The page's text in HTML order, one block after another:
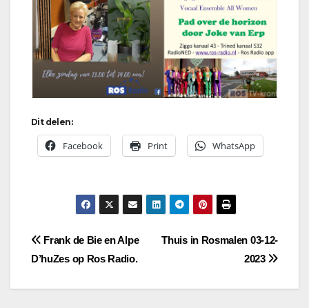
Dit delen:
Facebook Print WhatsApp
Bericht
navigatie
Thuis in Rosmalen 03-12-
2023
Frank de Bie en Alpe
D’huZes op Ros Radio.